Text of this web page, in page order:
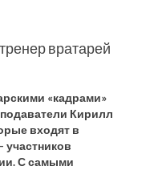
ВАКАНСИИ
вратарей
«кадрами»
Кирилл
входят в
С самыми